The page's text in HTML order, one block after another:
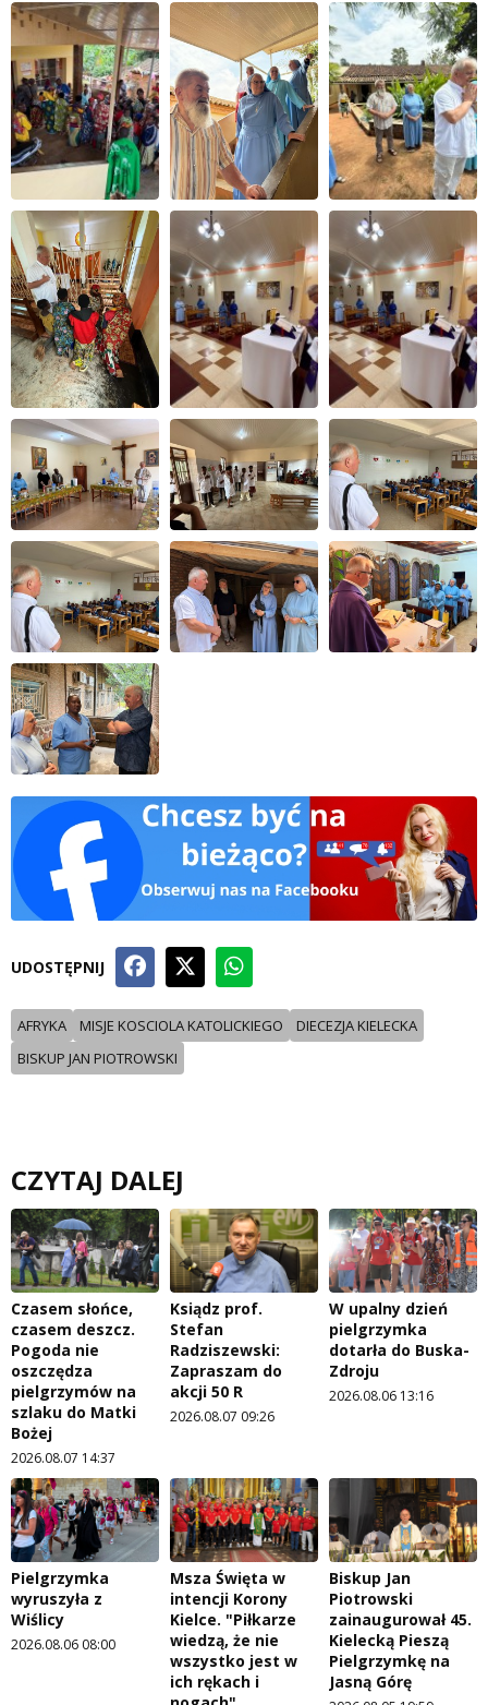
UDOSTĘPNIJ
AFRYKA MISJE KOSCIOLA KATOLICKIEGO
DIECEZJA KIELECKA
BISKUP JAN PIOTROWSKI
CZYTAJ DALEJ
Czasem słońce,
czasem deszcz.
Pogoda nie
oszczędza
pielgrzymów na
szlaku do Matki
Bożej
2026.08.07 14:37
Ksiądz prof.
Stefan
Radziszewski:
Zapraszam do
akcji 50 R
2026.08.07 09:26
W upalny dzień
pielgrzymka
dotarła do Buska-
Zdroju
2026.08.06 13:16
Pielgrzymka
wyruszyła z
Wiślicy
2026.08.06 08:00
Msza Święta w
intencji Korony
Kielce. "Piłkarze
wiedzą, że nie
wszystko jest w
ich rękach i
Biskup Jan
Piotrowski
zainaugurował 45.
Kielecką Pieszą
Pielgrzymkę na
Jasną Górę